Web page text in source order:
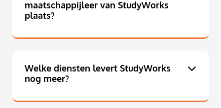
maatschappijleer van StudyWorks
plaats?
Welke diensten levert StudyWorks
nog meer?